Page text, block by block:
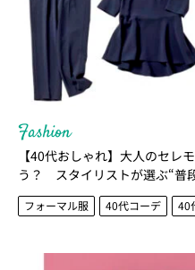
Fashion
【40代おしゃれ】大人のセレ
う？ スタイリストが選ぶ“普
一着”
フォーマル服 40代コーデ 40